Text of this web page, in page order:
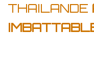
THAILANDE